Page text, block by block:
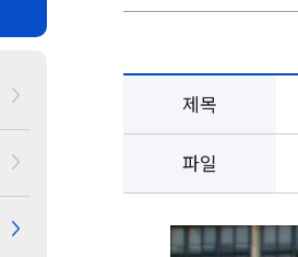
제목
파일